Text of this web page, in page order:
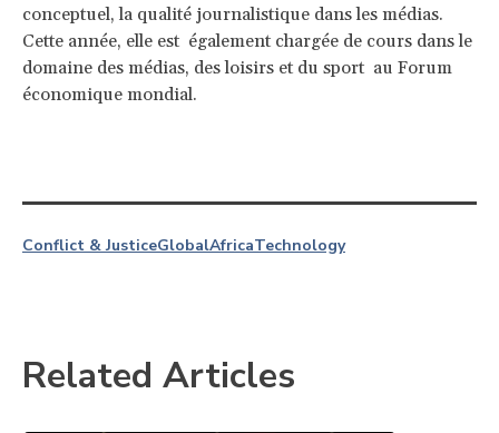
conceptuel, la qualité journalistique dans les médias.
Cette année, elle est également chargée de cours dans le
domaine des médias, des loisirs et du sport au Forum
économique mondial.
Conflict & JusticeGlobalAfricaTechnology
Related Articles